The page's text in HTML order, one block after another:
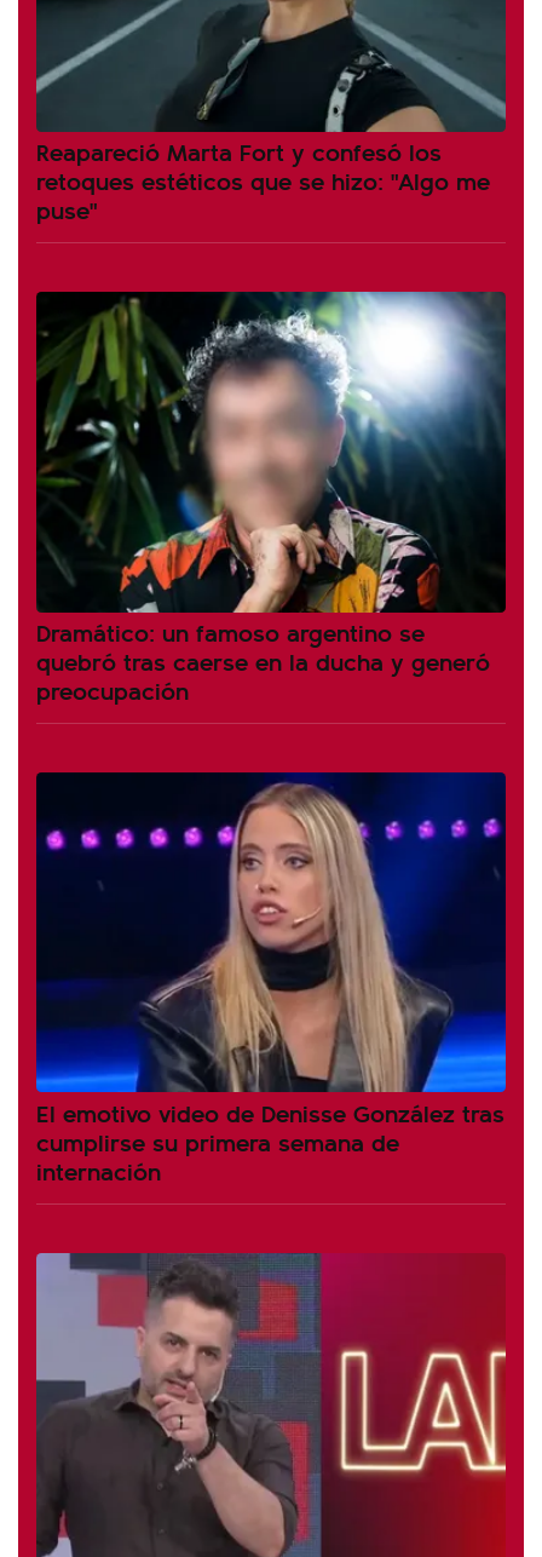
Reapareció Marta Fort y confesó los
retoques estéticos que se hizo: "Algo me
puse"
Dramático: un famoso argentino se
quebró tras caerse en la ducha y generó
preocupación
El emotivo video de Denisse González tras
cumplirse su primera semana de
internación